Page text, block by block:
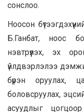
сонслоо.
Ноосон
Б.Ганбат, ноос
нэвтрүүлэх, эх
үйлдвэрлэлээ
бүрэн оруулах,
боловсруулах,
асуудлыг